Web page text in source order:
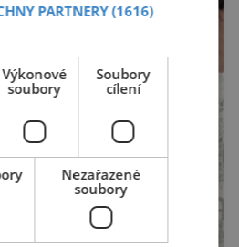
PARTNERY(1616)
Výkonové
soubory
Soubory
cílení
Nezařazené
soubory